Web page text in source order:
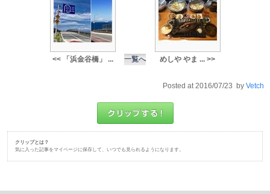
<< 「浜金谷橋」 ... 一覧へ めしや やま ... >>
Posted at 2016/07/23 by Vetch
クリップとは？
気に入った記事をマイページに保存して、いつでも見られるようになります。